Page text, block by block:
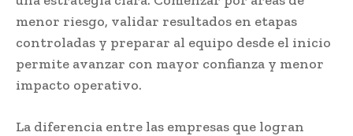
menor riesgo, validar resultados en etapas
controladas y preparar al equipo desde el inicio
permite avanzar con mayor confianza y menor
impacto operativo.
La diferencia entre las empresas que logran